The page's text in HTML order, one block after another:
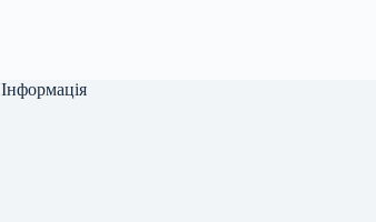
Інформація